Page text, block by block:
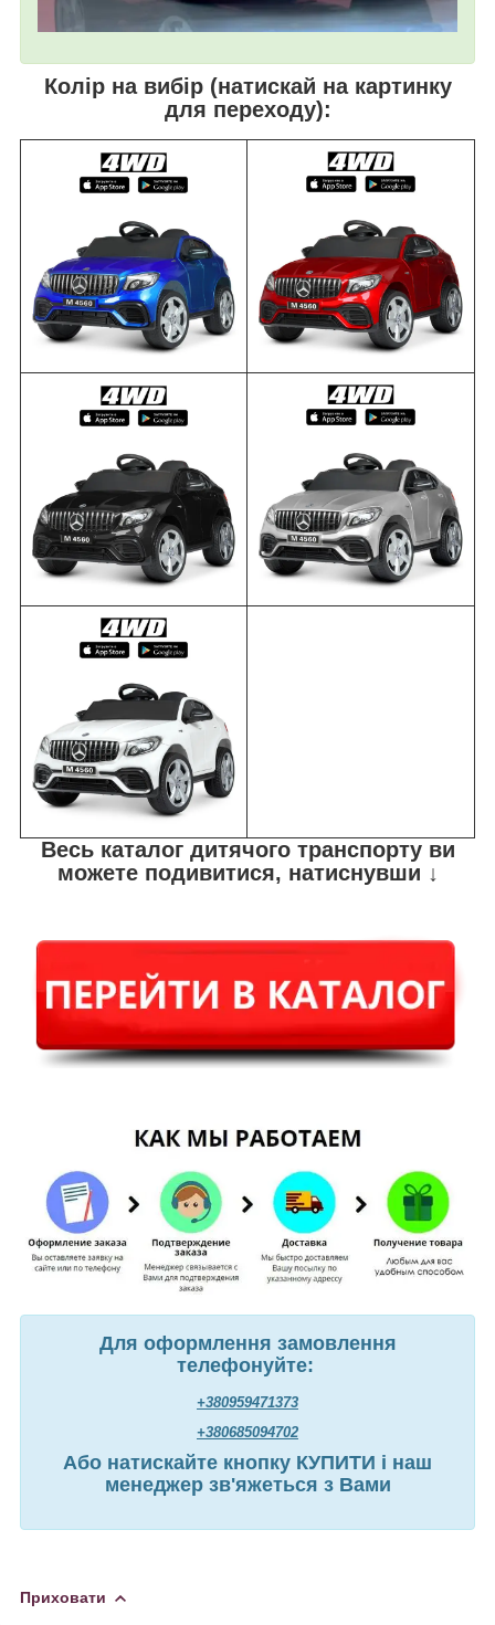
Колір на вибір (натискай на картинку
для переходу):
Весь каталог дитячого транспорту ви
можете подивитися, натиснувши ↓
Для оформлення замовлення
телефонуйте:
+380959471373
+380685094702
Або натискайте кнопку КУПИТИ і наш
менеджер зв'яжеться з Вами
Приховати